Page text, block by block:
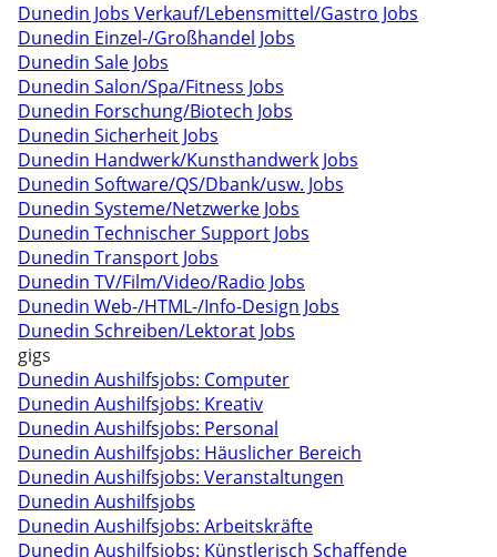
Dunedin Jobs Verkauf/Lebensmittel/Gastro Jobs
Dunedin Einzel-/Großhandel Jobs
Dunedin Sale Jobs
Dunedin Salon/Spa/Fitness Jobs
Dunedin Forschung/Biotech Jobs
Dunedin Sicherheit Jobs
Dunedin Handwerk/Kunsthandwerk Jobs
Dunedin Software/QS/Dbank/usw. Jobs
Dunedin Systeme/Netzwerke Jobs
Dunedin Technischer Support Jobs
Dunedin Transport Jobs
Dunedin TV/Film/Video/Radio Jobs
Dunedin Web-/HTML-/Info-Design Jobs
Dunedin Schreiben/Lektorat Jobs
gigs
Dunedin Aushilfsjobs: Computer
Dunedin Aushilfsjobs: Kreativ
Dunedin Aushilfsjobs: Personal
Dunedin Aushilfsjobs: Häuslicher Bereich
Dunedin Aushilfsjobs: Veranstaltungen
Dunedin Aushilfsjobs
Dunedin Aushilfsjobs: Arbeitskräfte
Dunedin Aushilfsjobs: Künstlerisch Schaffende